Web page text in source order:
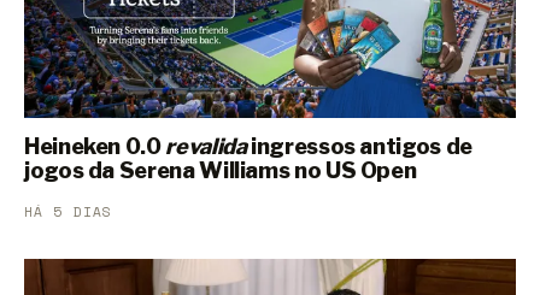
Heineken 0.0revalidaingressos antigos de
jogos da Serena Williams no US Open
HÁ 5 DIAS